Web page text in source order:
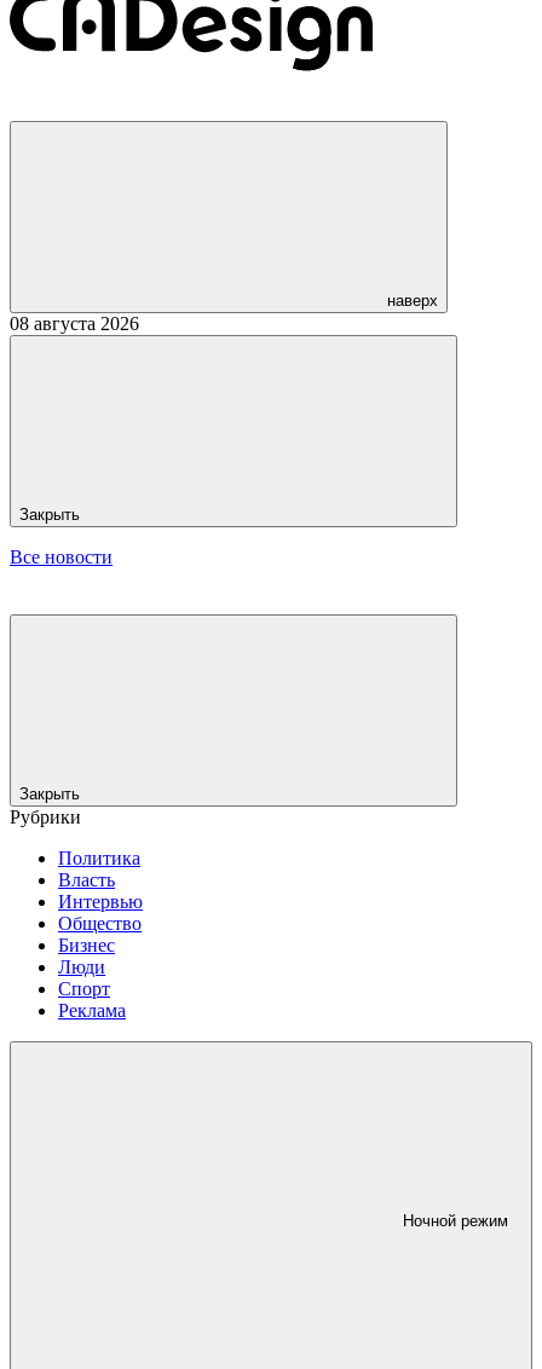
наверх
08 августа 2026
Закрыть
Все новости
Закрыть
Рубрики
Политика
Власть
Интервью
Общество
Бизнес
Люди
Спорт
Реклама
Ночной режим